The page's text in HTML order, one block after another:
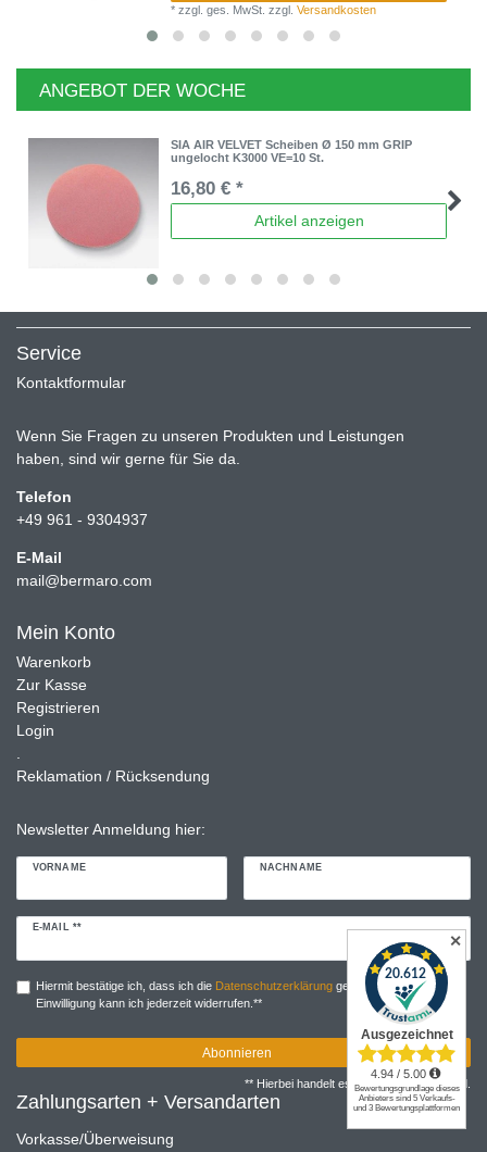
*zzgl. ges. MwSt. zzgl.Versandkosten
ANGEBOT DER WOCHE
SIA AIR VELVET Scheiben Ø 150 mm GRIP
ungelocht K3000 VE=10 St.
16,80 € *
Artikel anzeigen
Service
Kontaktformular
Wenn Sie Fragen zu unseren Produkten und Leistungen
haben, sind wir gerne für Sie da.
Telefon
+49 961 - 9304937
E-Mail
mail@bermaro.com
Mein Konto
Warenkorb
Zur Kasse
Registrieren
Login
Reklamation / Rücksendung
Newsletter Anmeldung hier:
VORNAME NACHNAME
E-MAIL **
Newsletter
Hiermit bestätige ich, dass ich die Daten­schutz­erklärunggelesen habe. Meine
Einwilligung kann ich jederzeit widerrufen.**
Abonnieren
** Hierbei handelt es sich um ein Pflichtfeld.
Zahlungsarten + Versandarten
Vorkasse/Überweisung
✕